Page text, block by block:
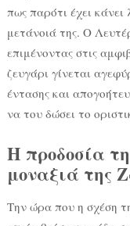
πως παρότι έχει κάνει
μετάνοιά της. Ο
επιμένοντας στις
ζευγάρι γίνεται
έντασης και
να του δώσει το
Η προδοσία
μοναξιά της
Την ώρα που η σχέση